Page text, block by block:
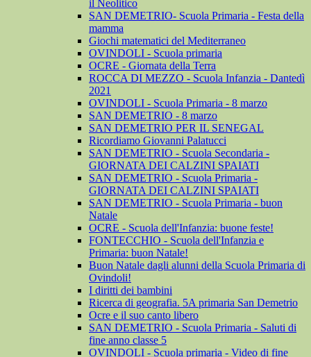
il Neolitico
SAN DEMETRIO- Scuola Primaria - Festa della
mamma
Giochi matematici del Mediterraneo
OVINDOLI - Scuola primaria
OCRE - Giornata della Terra
ROCCA DI MEZZO - Scuola Infanzia - Dantedì
2021
OVINDOLI - Scuola Primaria - 8 marzo
SAN DEMETRIO - 8 marzo
SAN DEMETRIO PER IL SENEGAL
Ricordiamo Giovanni Palatucci
SAN DEMETRIO - Scuola Secondaria -
GIORNATA DEI CALZINI SPAIATI
SAN DEMETRIO - Scuola Primaria -
GIORNATA DEI CALZINI SPAIATI
SAN DEMETRIO - Scuola Primaria - buon
Natale
OCRE - Scuola dell'Infanzia: buone feste!
FONTECCHIO - Scuola dell'Infanzia e
Primaria: buon Natale!
Buon Natale dagli alunni della Scuola Primaria di
Ovindoli!
I diritti dei bambini
Ricerca di geografia. 5A primaria San Demetrio
Ocre e il suo canto libero
SAN DEMETRIO - Scuola Primaria - Saluti di
fine anno classe 5
OVINDOLI - Scuola primaria - Video di fine